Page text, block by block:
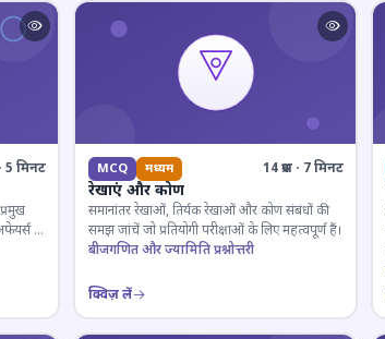
· 5 मिनट
के
MCQ मध्यम 14 प्रश्न · 7 मिनट
रेखाएं और कोण
समानांतर रेखाओं, तिर्यक रेखाओं और कोण संबंधों की
समझ जांचें जो प्रतियोगी परीक्षाओं के लिए महत्वपूर्ण हैं।
बीजगणित और ज्यामिति प्रश्नोत्तरी
क्विज़ लें